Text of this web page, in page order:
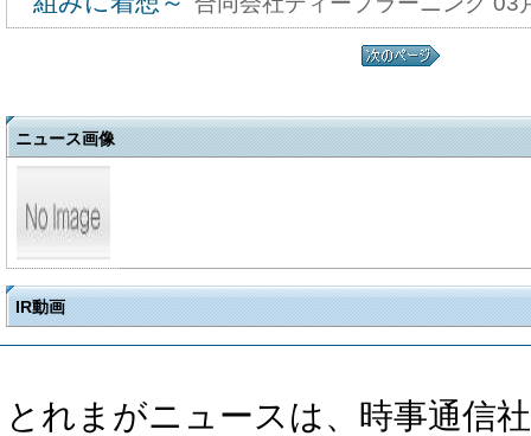
ニュース画像
IR動画
とれまがニュースは、時事通信